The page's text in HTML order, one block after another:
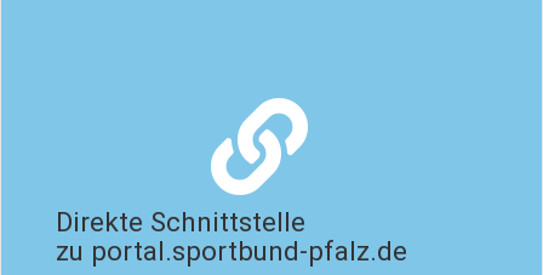
Direkte Schnittstelle
zu portal.sportbund-pfalz.de